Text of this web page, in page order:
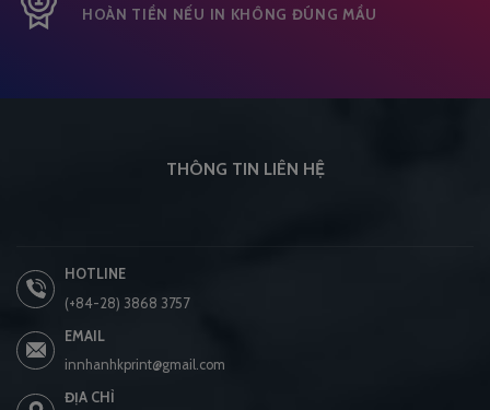
HOÀN TIỀN NẾU IN KHÔNG ĐÚNG MẦU
THÔNG TIN LIÊN HỆ
HOTLINE
(+84-28) 3868 3757
EMAIL
innhanhkprint@gmail.com
ĐỊA CHỈ